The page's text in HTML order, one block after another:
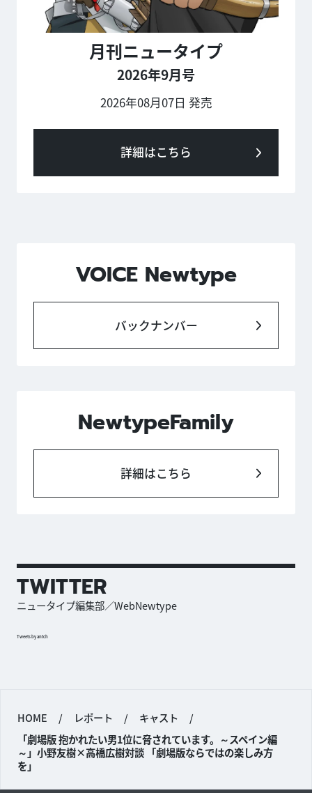
月刊ニュータイプ
2026年9月号
2026年08月07日 発売
詳細はこちら
VOICE Newtype
バックナンバー
NewtypeFamily
詳細はこちら
TWITTER
ニュータイプ編集部／WebNewtype
Tweets by antch
HOME / レポート / キャスト
/
「劇場版 抱かれたい男1位に脅されています。～スペイン編
～」小野友樹×高橋広樹対談 「劇場版ならではの楽しみ方
を」